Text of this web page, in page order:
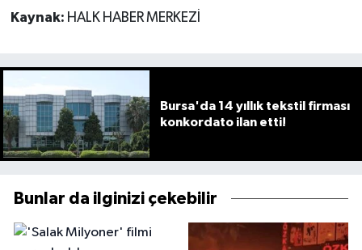
Kaynak: HALK HABER MERKEZİ
Bursa'da 14 yıllık tekstil firması
konkordato ilan etti!
Bunlar da ilginizi çekebilir